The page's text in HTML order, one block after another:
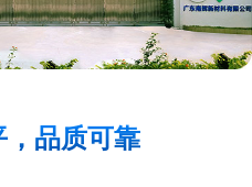
品质可靠